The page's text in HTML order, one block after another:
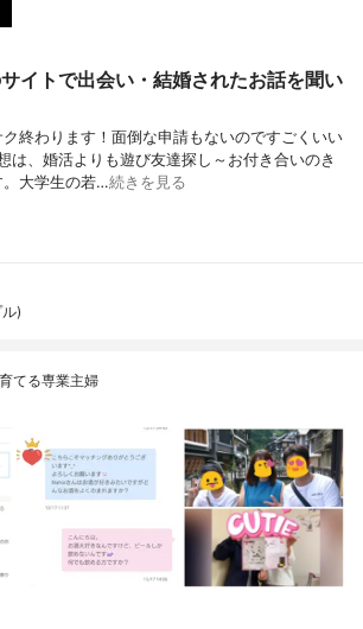
イトで出会い・結婚されたお話を聞い
終わります！面倒な申請もないのですごくいい
は、婚活よりも遊び友達探し～お付き合いのき
。大学生の若…続きを見る
)
てる専業主婦